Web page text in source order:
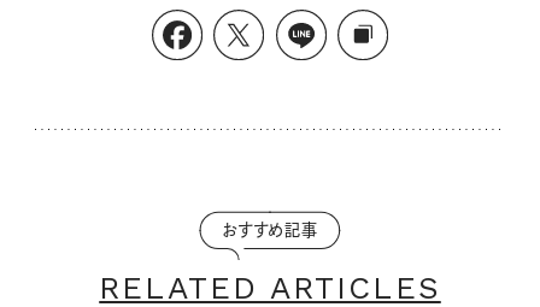
おすすめ記事
RELATED ARTICLES